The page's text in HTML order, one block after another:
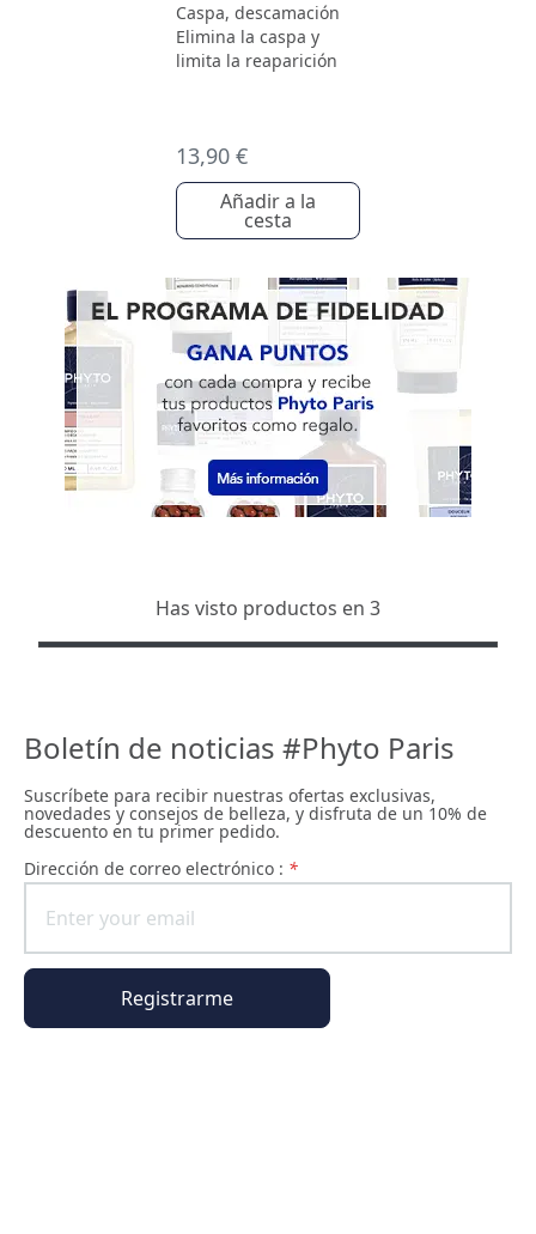
Caspa, descamación
Elimina la caspa y
limita la reaparición
13,90 €
Añadir a la
cesta
Has visto productos en 3
Boletín de noticias #Phyto Paris
Suscríbete para recibir nuestras ofertas exclusivas,
novedades y consejos de belleza, y disfruta de un 10% de
descuento en tu primer pedido.
Dirección de correo electrónico : *
Registrarme